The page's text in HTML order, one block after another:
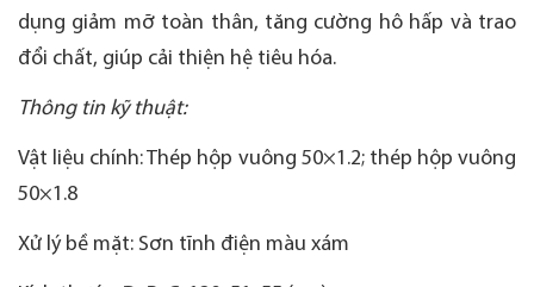
dụng giảm mỡ toàn thân, tăng cường hô hấp và trao
đổi chất, giúp cải thiện hệ tiêu hóa.
Thông tin kỹ thuật:
Vật liệu chính: Thép hộp vuông 50×1.2; thép hộp vuông
50×1.8
Xử lý bề mặt: Sơn tĩnh điện màu xám